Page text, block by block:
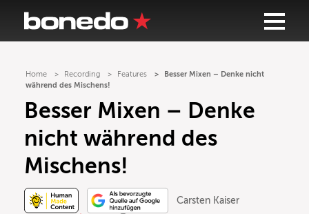
Home Recording Features
Besser Mixen – Denke nicht
während des Mischens!
Besser Mixen – Denke
nicht während des
Mischens!
Carsten Kaiser